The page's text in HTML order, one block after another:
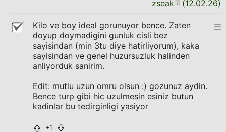
zseak (12.02.26)
Kilo ve boy ideal gorunuyor bence. Zaten
doyup doymadigini gunluk cisli bez
sayisindan (min 3tu diye hatirliyorum), kaka
sayisindan ve genel huzursuzluk halinden
anliyorduk sanirim.
Edit: mutlu uzun omru olsun :) gozunuz aydin.
Bence turp gibi hic uzulmesin esiniz butun
kadinlar bu tedirginligi yasiyor
+1